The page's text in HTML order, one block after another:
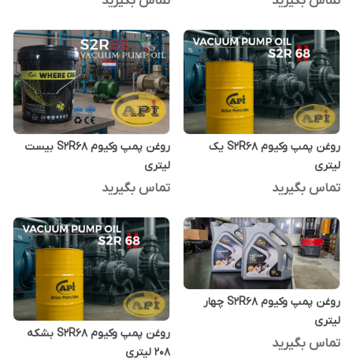
روغن پمپ وکیوم S2R68 یک
لیتری
تماس بگیرید
روغن پمپ وکیوم S2R68 بیست
لیتری
تماس بگیرید
روغن پمپ وکیوم S2R68 چهار
لیتری
تماس بگیرید
روغن پمپ وکیوم S2R68 بشکه
208 لیتری